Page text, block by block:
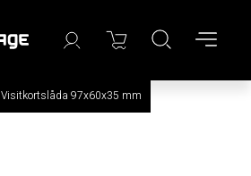
Visitkortslåda 97x60x35 mm